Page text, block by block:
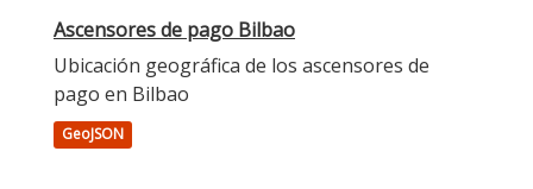
Ascensores de pago Bilbao
Ubicación geográfica de los ascensores de
pago en Bilbao
GeoJSON